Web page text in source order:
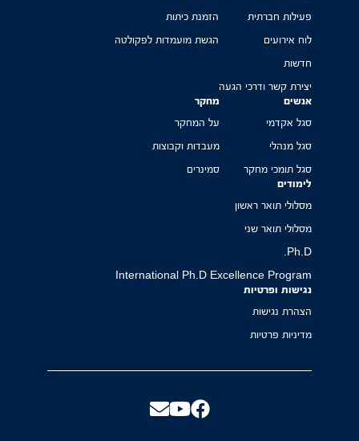
פעילות חברתית
לוח אירועים
חדשות
יצירת קשר ודרכי הגעה
הזמנת כיתות
הגשת מועמדות לפקולטה
אנשים
סגל אקדמי
סגל מנהלי
סגל תומכי מחקר
מחקר
על המחקר
מעבדות וקבוצות
סמינרים
לימודים
מסלולי תואר ראשון
מסלולי תואר שני
Ph.D.
International Ph.D Excellence Program
נגישות ופרטיות
הצהרת נגישות
מדיניות פרטיות